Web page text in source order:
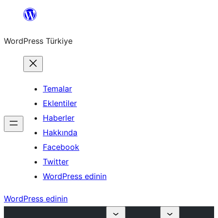
İçeriğe
WordPress Türkiye
Temalar
Eklentiler
Haberler
Hakkında
Facebook
Twitter
WordPress edinin
WordPress edinin